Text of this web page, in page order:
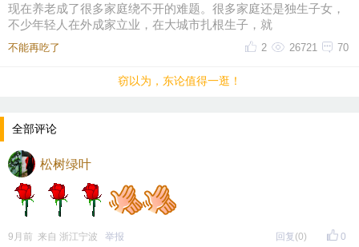
现在养老成了很多家庭绕不开的难题。很多家庭还是独生子女，
不少年轻人在外成家立业，在大城市扎根生子，就
不能再吃了 70
26721
2
窃以为，东论值得一逛！
全部评论
松树绿叶
0
9月前 来自 浙江宁波 举报 回复 (0)